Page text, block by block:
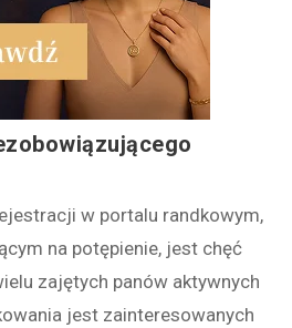
w portalu randkowym,
na potępienie, jest chęć
zajętych panów aktywnych
jest zainteresowanych